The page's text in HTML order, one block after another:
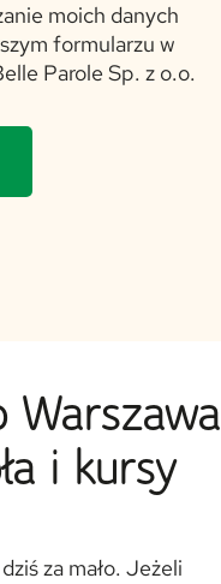
moich danych
formularzu w
Parole Sp. z o.o.
Warszawa
i kursy
za mało. Jeżeli